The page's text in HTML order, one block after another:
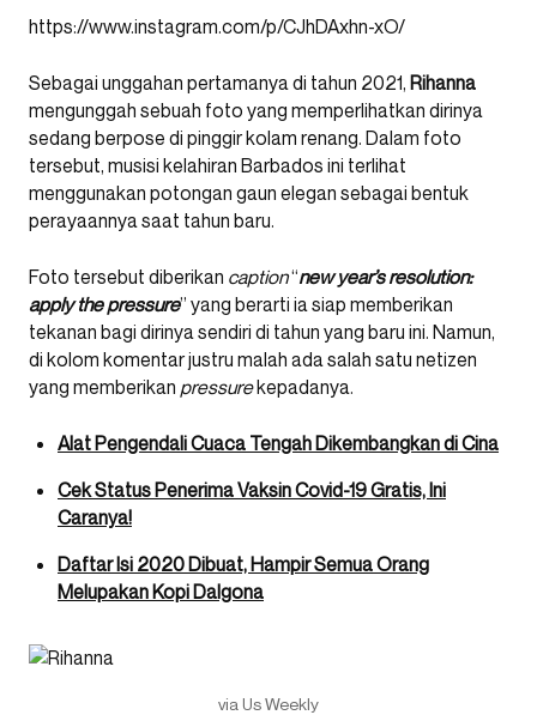
https://www.instagram.com/p/CJhDAxhn-xO/
Sebagai unggahan pertamanya di tahun 2021, Rihanna
mengunggah sebuah foto yang memperlihatkan dirinya
sedang berpose di pinggir kolam renang. Dalam foto
tersebut, musisi kelahiran Barbados ini terlihat
menggunakan potongan gaun elegan sebagai bentuk
perayaannya saat tahun baru.
Foto tersebut diberikan caption“new year’s resolution:
apply the pressure” yang berarti ia siap memberikan
tekanan bagi dirinya sendiri di tahun yang baru ini. Namun,
di kolom komentar justru malah ada salah satu netizen
yang memberikan pressurekepadanya.
Alat Pengendali Cuaca Tengah Dikembangkan di Cina
Cek Status Penerima Vaksin Covid-19 Gratis, Ini
Caranya!
Daftar Isi 2020 Dibuat, Hampir Semua Orang
Melupakan Kopi Dalgona
via Us Weekly